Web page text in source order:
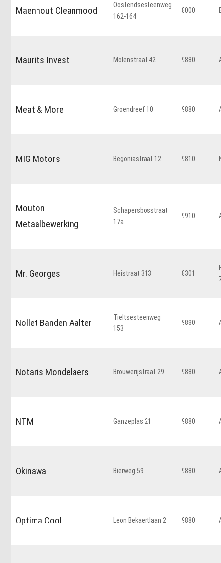
Maenhout Cleanmood
Oostendsesteenweg
162-164
8000
Maurits Invest Molenstraat 42 9880
Meat & More Groendreef 10 9880
MIG Motors Begoniastraat 12 9810
Mouton
Metaalbewerking
Schapersbosstraat
17a
9910
Mr. Georges Heistraat 313 8301
Nollet Banden Aalter
Tieltsesteenweg
153
9880
Notaris Mondelaers Brouwerijstraat 29 9880
NTM Ganzeplas 21 9880
Okinawa Bierweg 59 9880
Optima Cool Leon Bekaertlaan 2 9880